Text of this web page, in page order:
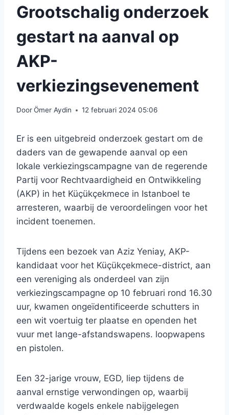
Grootschalig onderzoek
gestart na aanval op
AKP-
verkiezingsevenement
DoorÖmer Aydin 12 februari 2024 05:06
Er is een uitgebreid onderzoek gestart om de
daders van de gewapende aanval op een
lokale verkiezingscampagne van de regerende
Partij voor Rechtvaardigheid en Ontwikkeling
(AKP) in het Küçükçekmece in Istanboel te
arresteren, waarbij de veroordelingen voor het
incident toenemen.
Tijdens een bezoek van Aziz Yeniay, AKP-
kandidaat voor het Küçükçekmece-district, aan
een vereniging als onderdeel van zijn
verkiezingscampagne op 10 februari rond 16.30
uur, kwamen ongeïdentificeerde schutters in
een wit voertuig ter plaatse en openden het
vuur met lange-afstandswapens. loopwapens
en pistolen.
Een 32-jarige vrouw, EGD, liep tijdens de
aanval ernstige verwondingen op, waarbij
verdwaalde kogels enkele nabijgelegen